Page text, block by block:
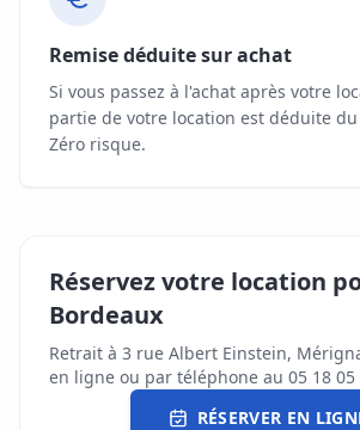
Remise déduite sur achat
Si vous passez à l'achat après votre
partie de votre location est déduite
Zéro risque.
Réservez votre location
Bordeaux
Retrait à 3 rue Albert Einstein,
en ligne ou par téléphone au 05 18 05
RÉSERVER EN